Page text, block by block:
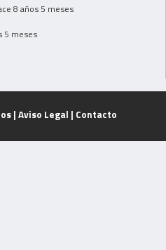
8 años 5 meses
5 meses
| Aviso Legal | Contacto